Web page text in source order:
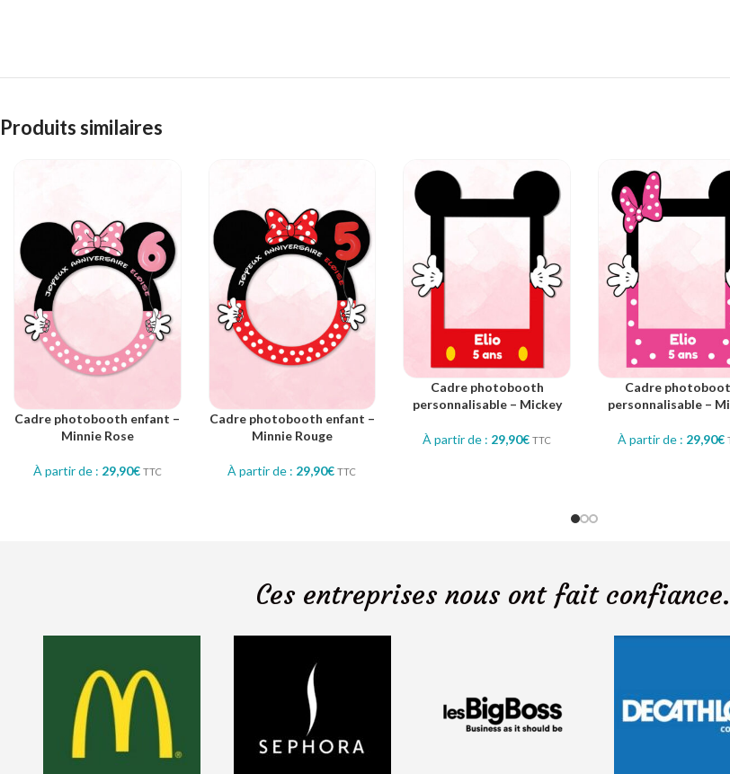
Produits similaires
Cadre photobooth enfant –
Minnie Rose
À partir de : 29,90€ TTC
Cadre photobooth enfant –
Minnie Rouge
À partir de : 29,90€ TTC
Cadre photobooth
personnalisable – Mickey
À partir de : 29,90€ TTC
Cadre
personnalisable –
À partir de : 29,90€
Ces entreprises nous ont fait